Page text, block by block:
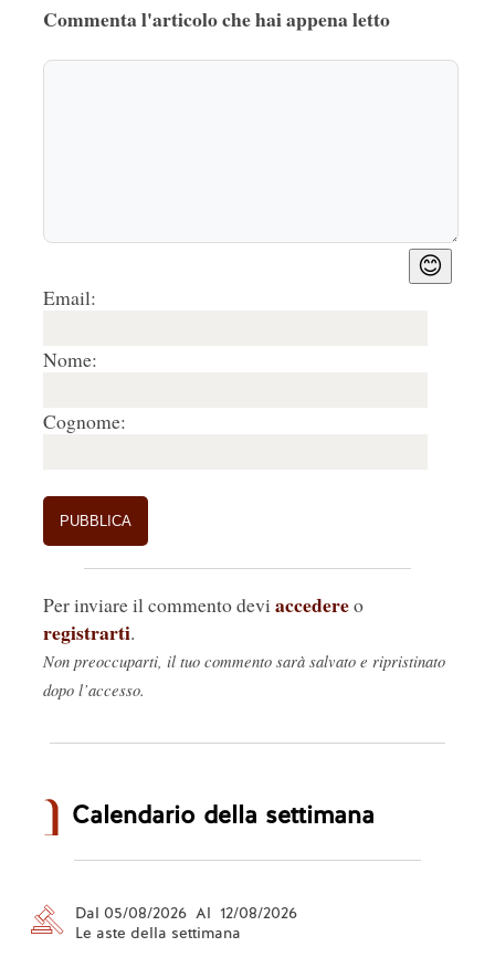
Commenta l'articolo che hai appena letto
😊
Email:
Nome:
Cognome:
Per inviare il commento devi accedereo
registrarti.
Non preoccuparti, il tuo commento sarà salvato e ripristinato
dopo l’accesso.
Calendario della settimana
Dal 05/08/2026 Al 12/08/2026
Le aste della settimana